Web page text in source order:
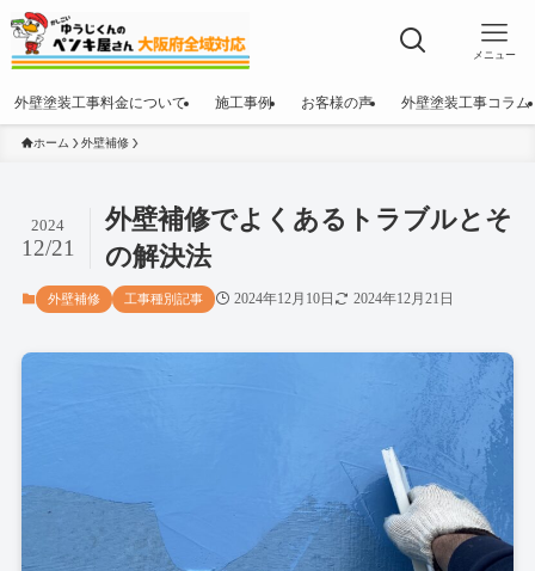
メニュー
外壁塗装工事料金について 施工事例 お客様の声 外壁塗装工事コラム
ホーム 外壁補修
外壁補修でよくあるトラブルとそ
の解決法
2024
12/21
外壁補修 工事種別記事 2024年12月10日 2024年12月21日